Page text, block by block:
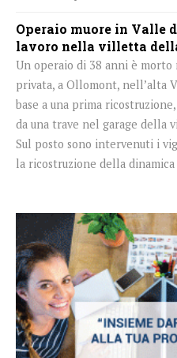
Operaio muore in Valle
lavoro nella villetta
Un operaio di 38 anni è morto
privata, a Ollomont, nell’alta
base a una prima
da una trave nel garage della
Sul posto sono intervenuti i
la ricostruzione della dinamica